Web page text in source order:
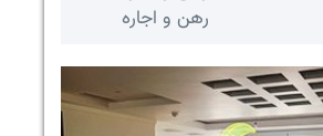
رهن و اجاره